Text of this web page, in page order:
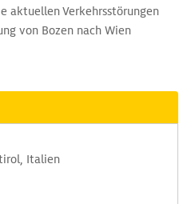
aktuellen Verkehrsstörungen
von Bozen nach Wien
Italien